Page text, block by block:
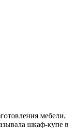
мебели,
шкаф-купе в